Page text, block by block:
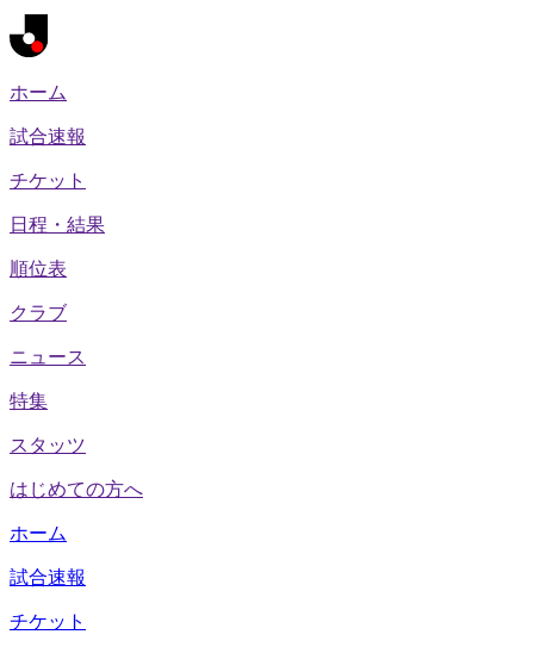
ホーム
試合速報
チケット
日程・結果
順位表
クラブ
ニュース
特集
スタッツ
はじめての方へ
ホーム
試合速報
チケット